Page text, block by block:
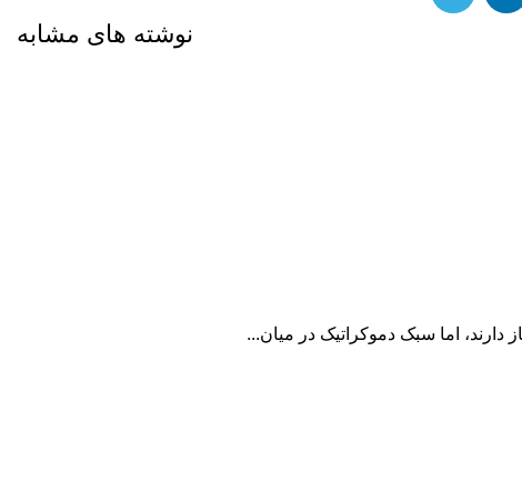
نوشته های مشابه
اما سبک دموکراتیک در میان...